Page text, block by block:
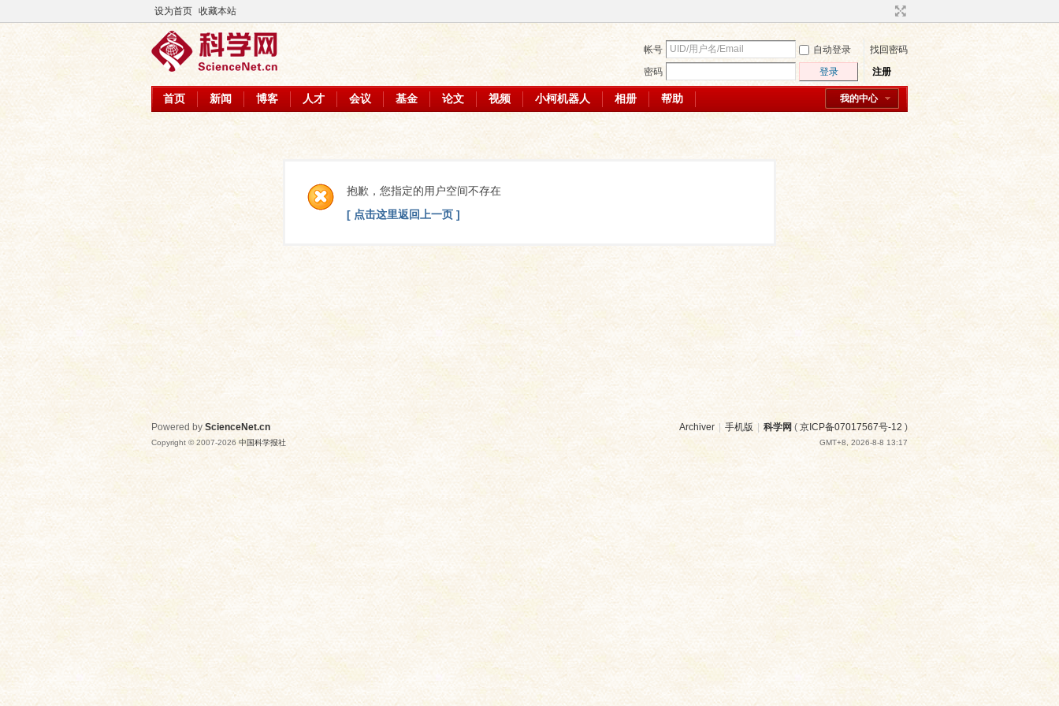
设为首页 收藏本站
帐号 自动登录
找回密码
密码
登录 注册
我的中心
首页 新闻 博客 人才 会议 基金 论文 视频 小柯机器人 相册 帮助
抱歉，您指定的用户空间不存在
[ 点击这里返回上一页 ]
Archiver 手机版 科学网 (京ICP备07017567号-12 )
GMT+8, 2026-8-8 13:17
Powered by ScienceNet.cn
Copyright © 2007-2026中国科学报社